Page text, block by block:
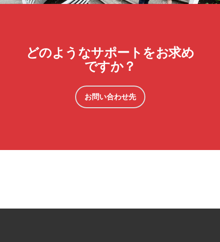
どのようなサポートをお求め
ですか？
お問い合わせ先